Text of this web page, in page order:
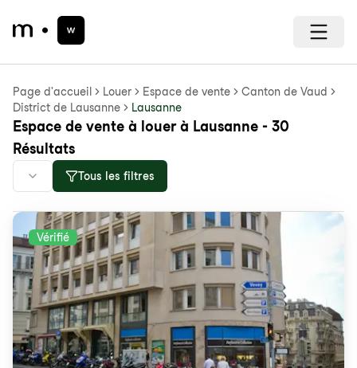
Page d'accueil Louer Espace de vente
Canton de Vaud
District de Lausanne
Lausanne
Espace de vente à louer à Lausanne - 30
Résultats
Tous les filtres
Vérifié